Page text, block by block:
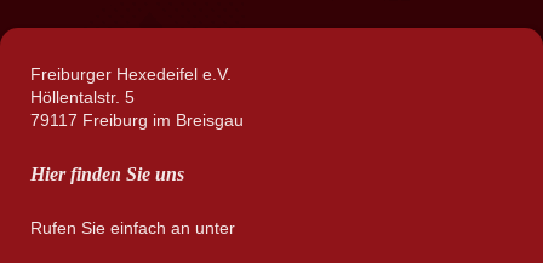
Freiburger Hexedeifel e.V.
Höllentalstr. 5
79117 Freiburg im Breisgau
Hier finden Sie uns
Rufen Sie einfach an unter